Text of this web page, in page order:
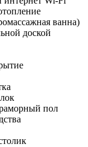
ванна)
доской
пол